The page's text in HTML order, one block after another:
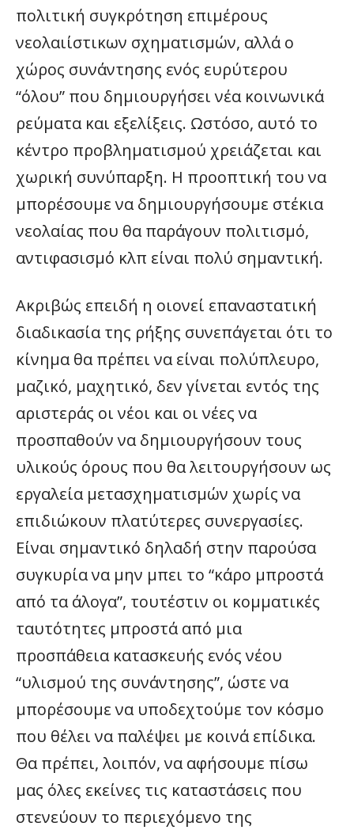
πολιτική συγκρότηση επιμέρους
νεολαιίστικων σχηματισμών, αλλά ο
χώρος συνάντησης ενός ευρύτερου
“όλου” που δημιουργήσει νέα κοινωνικά
ρεύματα και εξελίξεις. Ωστόσο, αυτό το
κέντρο προβληματισμού χρειάζεται και
χωρική συνύπαρξη. Η προοπτική του να
μπορέσουμε να δημιουργήσουμε στέκια
νεολαίας που θα παράγουν πολιτισμό,
αντιφασισμό κλπ είναι πολύ σημαντική.
Ακριβώς επειδή η οιονεί επαναστατική
διαδικασία της ρήξης συνεπάγεται ότι το
κίνημα θα πρέπει να είναι πολύπλευρο,
μαζικό, μαχητικό, δεν γίνεται εντός της
αριστεράς οι νέοι και οι νέες να
προσπαθούν να δημιουργήσουν τους
υλικούς όρους που θα λειτουργήσουν ως
εργαλεία μετασχηματισμών χωρίς να
επιδιώκουν πλατύτερες συνεργασίες.
Είναι σημαντικό δηλαδή στην παρούσα
συγκυρία να μην μπει το “κάρο μπροστά
από τα άλογα”, τουτέστιν οι κομματικές
ταυτότητες μπροστά από μια
προσπάθεια κατασκευής ενός νέου
“υλισμού της συνάντησης”, ώστε να
μπορέσουμε να υποδεχτούμε τον κόσμο
που θέλει να παλέψει με κοινά επίδικα.
Θα πρέπει, λοιπόν, να αφήσουμε πίσω
μας όλες εκείνες τις καταστάσεις που
στενεύουν το περιεχόμενο της